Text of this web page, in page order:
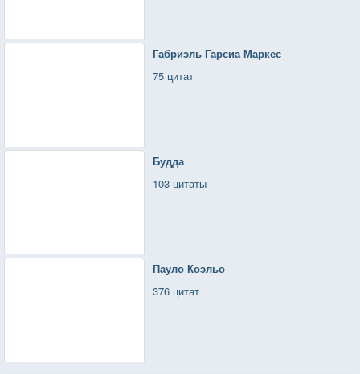
Габриэль Гарсиа Маркес
75 цитат
Будда
103 цитаты
Пауло Коэльо
376 цитат